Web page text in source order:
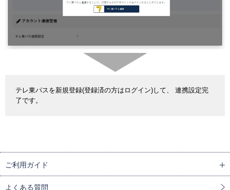
テレ東パスを新規登録(登録済の方はログイン)して、 連携設定完
了です。
ご利用ガイド
よくある質問